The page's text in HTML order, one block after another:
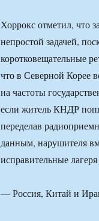
Хоррокс отметил, что
непростой задачей,
коротковещательные
что в Северной Корее
на частоты
если житель КНДР
переделав
данным, нарушителя
исправительные
— Россия, Китай и